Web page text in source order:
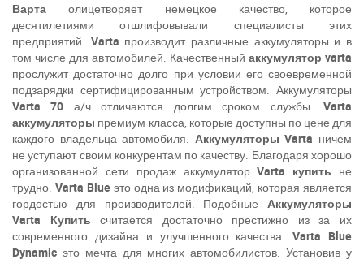
Варта олицетворяет немецкое качество, которое
десятилетиями отшлифовывали специалисты этих
предприятий. Varta производит различные аккумуляторы и в
том числе для автомобилей. Качественный аккумуляторvarta
прослужит достаточно долго при условии его своевременной
подзарядки сертифицированным устройством. Аккумуляторы
Varta 70 а/ч отличаются долгим сроком службы.Varta
аккумуляторы премиум-класса, которые доступны по цене для
каждого владельца автомобиля. АккумуляторыVarta ничем
не уступают своим конкурентам по качеству. Благодаря хорошо
организованной сети продаж аккумуляторVarta купить не
трудно. Varta Blueэто одна из модификаций, которая является
гордостью для производителей. Подобные Аккумуляторы
Varta Купить считается достаточно престижно из за их
современного дизайна и улучшенного качества.Varta Blue
Dynamic это мечта для многих автомобилистов. Установив у